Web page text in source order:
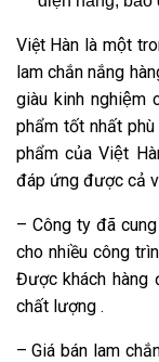
Việt Hàn là một
lam chắn nắng
giàu kinh nghiệm
phẩm tốt nhất
phẩm của Việt
đáp ứng được cả
– Công ty đã
cho nhiều công
Được khách hàng
chất lượng .
– Giá bán lam